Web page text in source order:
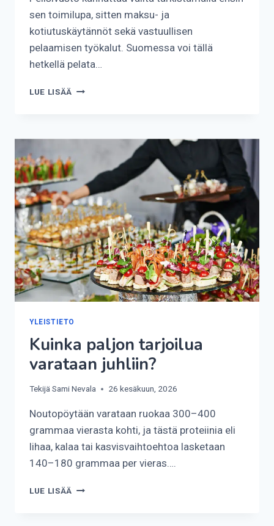
sen toimilupa, sitten maksu- ja
kotiutuskäytännöt sekä vastuullisen
pelaamisen työkalut. Suomessa voi tällä
hetkellä pelata…
LUE LISÄÄ KUINKA
YLEISTIETO
Kuinka paljon tarjoilua
varataan juhliin?
TekijäSami Nevala 26 kesäkuun, 2026
Noutopöytään varataan ruokaa 300–400
grammaa vierasta kohti, ja tästä proteiinia eli
lihaa, kalaa tai kasvisvaihtoehtoa lasketaan
140–180 grammaa per vieras….
LUE LISÄÄ KUINKA